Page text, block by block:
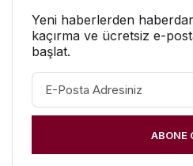
Yeni haberlerden
kaçırma ve ücretsiz e-
başlat.
ABONE